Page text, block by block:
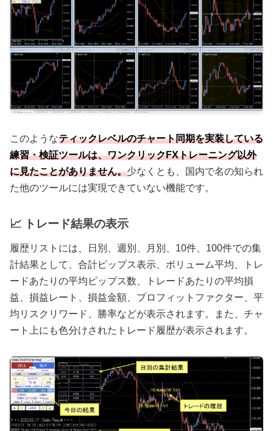
このようなティックレベルのチャート同期を実装している
練習・検証ツールは、ワンクリックFXトレーニング以外
に見たことがありません。少なくとも、国内で名の知られ
た他のツールには実現できていない機能です。
📈 トレード結果の表示
履歴リストには、日別、週別、月別、10件、100件での集
計結果として、合計ピップス表示、ボリューム平均、トレ
ードあたりの平均ピップス数、トレードあたりの平均損
益、損益レート、損益金額、プロフィットファクター、平
均リスクリワード、勝率などが表示されます。また、チャ
ート上にも色分けされたトレード履歴が表示されます。